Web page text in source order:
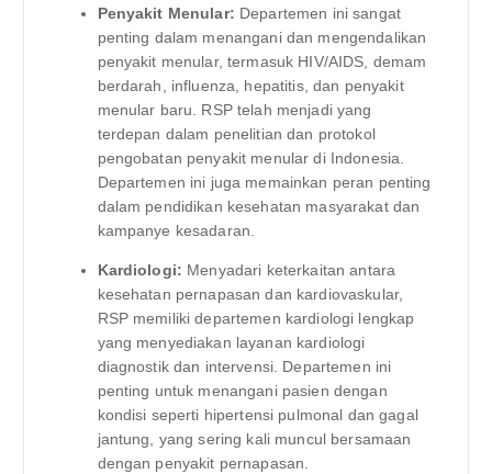
Penyakit Menular: Departemen ini sangat
penting dalam menangani dan mengendalikan
penyakit menular, termasuk HIV/AIDS, demam
berdarah, influenza, hepatitis, dan penyakit
menular baru. RSP telah menjadi yang
terdepan dalam penelitian dan protokol
pengobatan penyakit menular di Indonesia.
Departemen ini juga memainkan peran penting
dalam pendidikan kesehatan masyarakat dan
kampanye kesadaran.
Kardiologi: Menyadari keterkaitan antara
kesehatan pernapasan dan kardiovaskular,
RSP memiliki departemen kardiologi lengkap
yang menyediakan layanan kardiologi
diagnostik dan intervensi. Departemen ini
penting untuk menangani pasien dengan
kondisi seperti hipertensi pulmonal dan gagal
jantung, yang sering kali muncul bersamaan
dengan penyakit pernapasan.